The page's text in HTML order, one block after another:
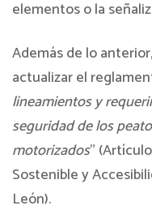
elementos o la
Además de lo
actualizar el
lineamientos y
seguridad de los
motorizados”
Sostenible y
León).